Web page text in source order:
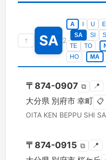
↑ SA 2
A U E
SA
SI
TE
TO
HO
MA
〒 874-0907 ⧉ 📍
大分県 別府市 幸町 📋
OITA KEN BEPPU SHI
〒 874-0915 ⧉ 📍